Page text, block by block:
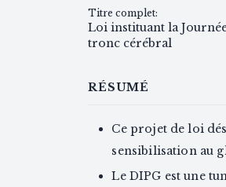
Titre complet:
Loi instituant la
tronc cérébral
RÉSUMÉ
Ce projet de loi
sensibilisation au
Le DIPG est une